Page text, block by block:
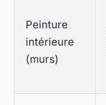
Peinture
intérieure
(murs)